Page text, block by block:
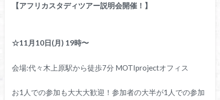
【アフリカスタディツアー説明会開催！】
☆11月10日(月) 19時〜
会場:代々木上原駅から徒歩7分 MOTIprojectオフィス
お1人での参加も大大大歓迎！参加者の大半が1人での参加